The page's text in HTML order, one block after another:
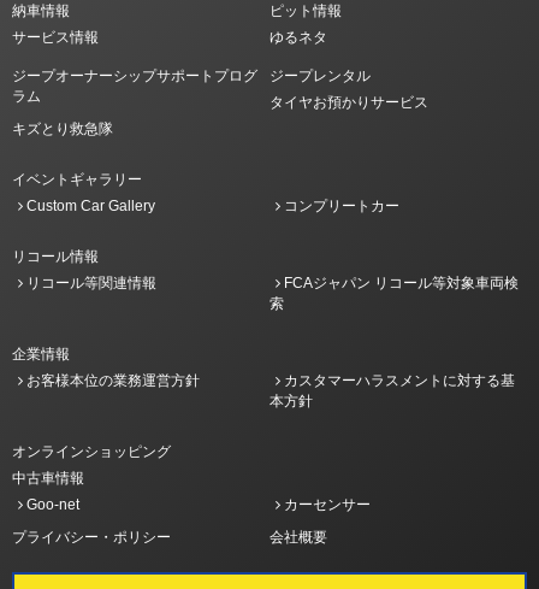
納車情報
ピット情報
サービス情報
ゆるネタ
ジープオーナーシップサポートプログ
ラム
ジープレンタル
タイヤお預かりサービス
キズとり救急隊
イベントギャラリー
Custom Car Gallery
コンプリートカー
リコール情報
リコール等関連情報
FCAジャパン リコール等対象車両検
索
企業情報
お客様本位の業務運営方針
カスタマーハラスメントに対する基
本方針
オンラインショッピング
中古車情報
Goo-net
カーセンサー
プライバシー・ポリシー
会社概要